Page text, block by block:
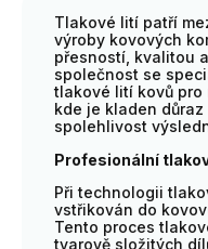
Tlakové lití patří
výroby kovových
přesností, kvalitou
společnost se
tlakové lití kovů pro
kde je kladen
spolehlivost
Profesionální
Při technologii
vstřikován do
Tento proces
tvarově složitých